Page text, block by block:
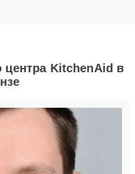
центра KitchenAid в